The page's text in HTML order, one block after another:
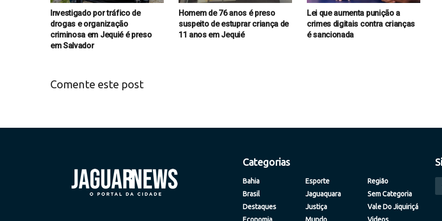
Investigado por tráfico de
drogas e organização
criminosa em Jequié é preso
em Salvador
Homem de 76 anos é preso
suspeito de estuprar criança de
11 anos em Jequié
Lei que aumenta punição a
crimes digitais contra crianças
é sancionada
Comente este post
Categorias
Bahia
Brasil
Destaques
Esporte
Jaguaquara
Justiça
Região
Sem Categoria
Vale Do Jiquiriçá